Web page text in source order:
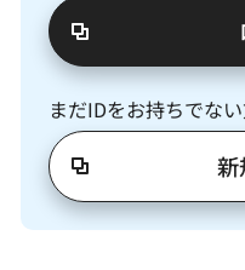
まだIDをお持ちでな
新